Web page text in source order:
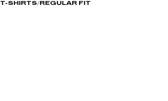
T-SHIRTS REGULAR FIT